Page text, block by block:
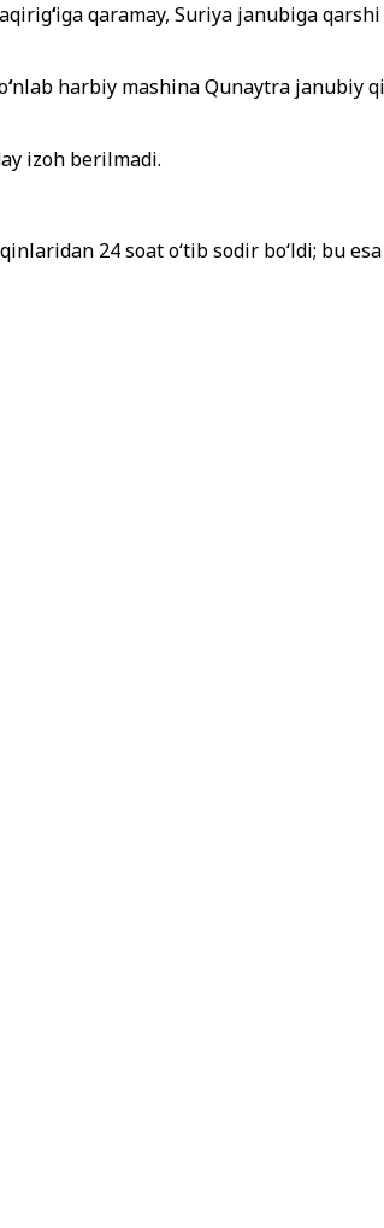
‘iga qaramay, Suriya janubiga
‘nlab harbiy mashina Qunaytra janubiy
izoh berilmadi.
24 soat o‘tibsodir bo‘ldi; bu